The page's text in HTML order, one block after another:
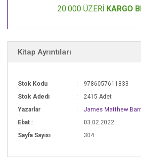
20.000 ÜZERİ KARGO
Kitap Ayrıntıları
Stok Kodu
9786057611833
Stok Adedi
2415 Adet
Yazarlar
James Matthew
Ebat :
03.02.2022
Sayfa Sayısı
304